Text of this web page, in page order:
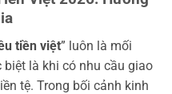
tiền việt” luôn là mối
là khi có nhu cầu giao
tệ. Trong bối cảnh kinh